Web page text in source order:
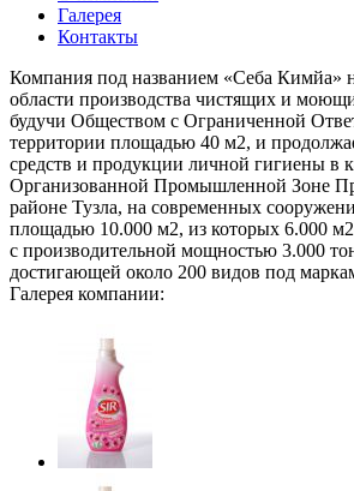
Галерея
Контакты
Компания под названием «Себа Кимйа»
области производства чистящих и
будучи Обществом с Ограниченной
территории площадью 40 м2, и
средств и продукции личной гигиены в
Организованной Промышленной Зоне
районе Тузла, на современных
площадью 10.000 м2, из которых 6.000 м2
с производительной мощностью 3.000
достигающей около 200 видов под
Галерея компании: